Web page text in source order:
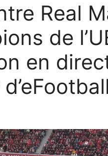
Real
de
en